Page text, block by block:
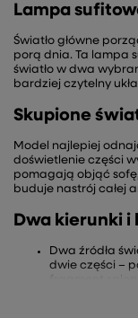
Lampa
Światło główne
porą dnia. Ta lampa
światło w dwa
bardziej czytelny
Skupione
Model najlepiej
doświetlenie części
pomagają objąć
buduje nastrój całej
Dwa kierunki i
Dwa źródła
dwie części –